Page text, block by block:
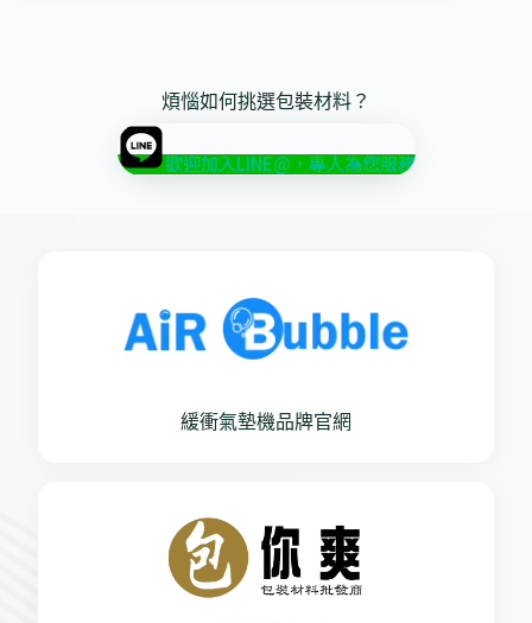
煩惱如何挑選包裝材料？
歡迎加入LINE@，專人為您服務
緩衝氣墊機品牌官網